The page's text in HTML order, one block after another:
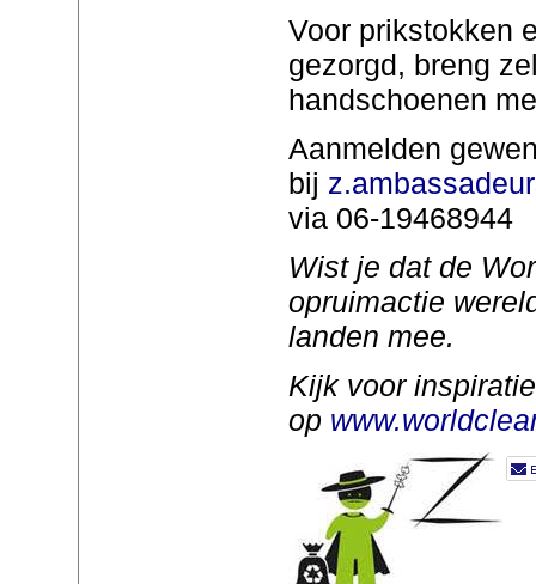
Voor prikstokken
gezorgd, breng
handschoenen
Aanmelden
bij
via 06-19468944
Wist je dat de
opruimactie
landen mee.
Kijk voor
op